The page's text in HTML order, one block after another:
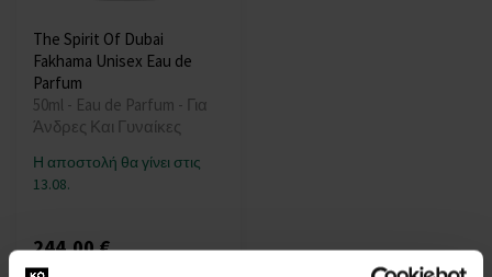
The Spirit Of Dubai
Fakhama Unisex Eau de
Parfum
50ml - Eau de Parfum - Για
Άνδρες Και Γυναίκες
Η αποστολή θα γίνει στις
13.08.
244,00 €